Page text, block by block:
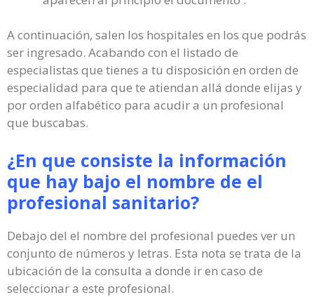
A continuación, salen los hospitales en los que podrás
ser ingresado. Acabando con el listado de
especialistas que tienes a tu disposición en orden de
especialidad para que te atiendan allá donde elijas y
por orden alfabético para acudir a un profesional
que buscabas.
¿En que consiste la información
que hay bajo el nombre de el
profesional sanitario?
Debajo del el nombre del profesional puedes ver un
conjunto de números y letras. Esta nota se trata de la
ubicación de la consulta a donde ir en caso de
seleccionar a este profesional.